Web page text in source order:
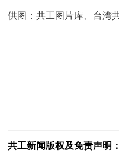
供图：共工图片库、台湾
共工新闻版权及免责声明：